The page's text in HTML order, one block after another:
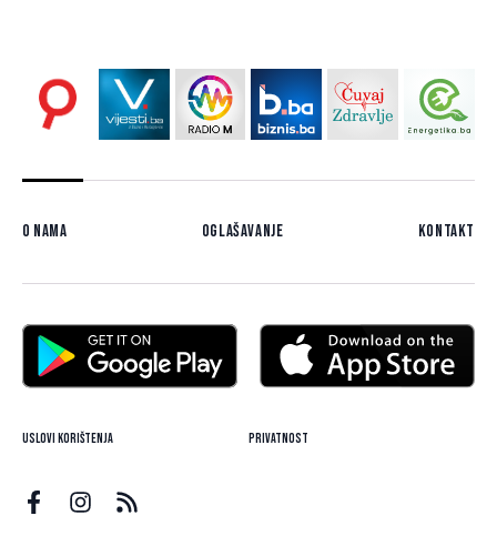
O nama Oglašavanje Kontakt
Uslovi korištenja Privatnost